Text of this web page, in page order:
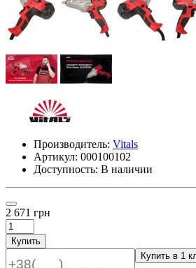
Производитель: Vitals
Артикул: 000100102
Доступность: В наличии
2 671 грн
Купить
Купить в 1